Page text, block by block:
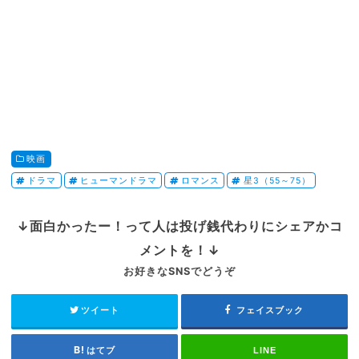
映画
ドラマ ヒューマンドラマ ロマンス 星3（55～75）
↓面白かったー！って人は投げ銭代わりにシェアかコ
メントを！↓
お好きなSNSでどうぞ
ツイート フェイスブック
はてブ LINE